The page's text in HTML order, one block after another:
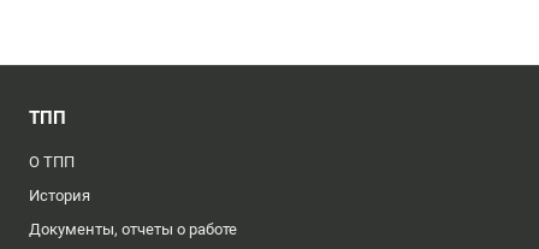
ТПП
О ТПП
История
Документы, отчеты о работе